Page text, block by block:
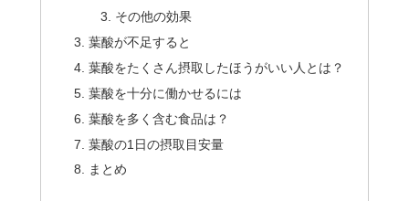
その他の効果
葉酸が不足すると
葉酸をたくさん摂取したほうがいい人とは？
葉酸を十分に働かせるには
葉酸を多く含む食品は？
葉酸の1日の摂取目安量
まとめ